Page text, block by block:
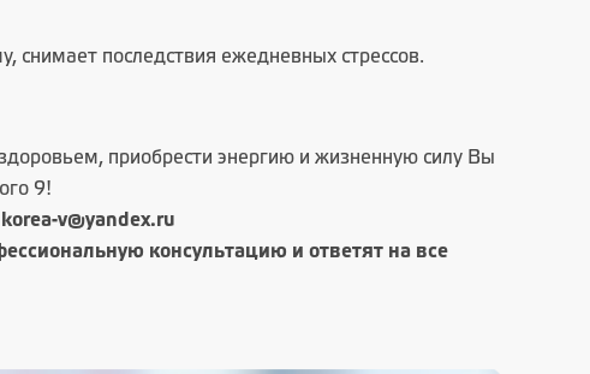
снимает последствия ежедневных стрессов.
приобрести энергию и жизненную силу Вы
9!
v@yandex.ru
консультацию и ответят на все